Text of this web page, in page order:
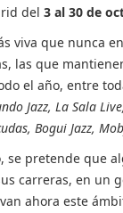
del 3 al 30 de
viva que nunca
las que
el año, entre
Jazz, La Sala
Bogui Jazz,
se pretende que
carreras, en un
ahora este